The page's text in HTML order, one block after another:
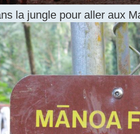
la jungle pour aller aux